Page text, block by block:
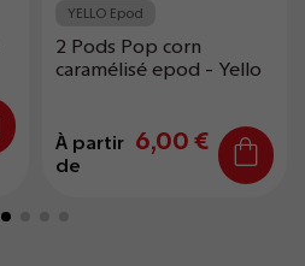
YELLO Epod
2 Pods Pop corn
caramélisé epod - Yello
À partir
de
6,00 €